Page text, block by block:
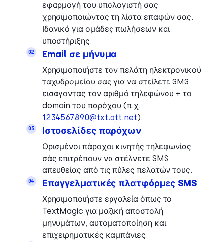
εφαρμογή του υπολογιστή σας
χρησιμοποιώντας τη λίστα επαφών σας.
Ιδανικό για ομάδες πωλήσεων και
υποστήριξης.
02 Email σε μήνυμα
Χρησιμοποιήστε τον πελάτη ηλεκτρονικού
ταχυδρομείου σας για να στείλετε SMS
εισάγοντας τον αριθμό τηλεφώνου + το
domain του παρόχου (π.χ.
1234567890@txt.att.net).
03 Ιστοσελίδες παρόχων
Ορισμένοι πάροχοι κινητής τηλεφωνίας
σάς επιτρέπουν να στέλνετε SMS
απευθείας από τις πύλες πελατών τους.
04 Επαγγελματικές πλατφόρμες SMS
Χρησιμοποιήστε εργαλεία όπως το
TextMagic για μαζική αποστολή
μηνυμάτων, αυτοματοποίηση και
επιχειρηματικές καμπάνιες.